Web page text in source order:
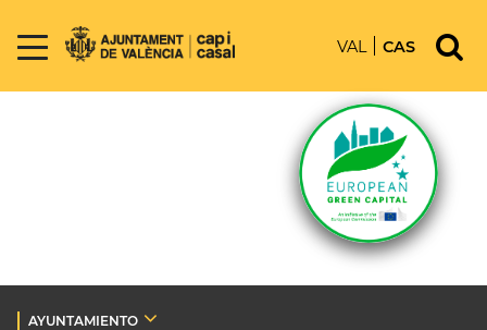
VAL CAS
AYUNTAMIENTO